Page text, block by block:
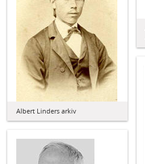
Albert Linders arkiv